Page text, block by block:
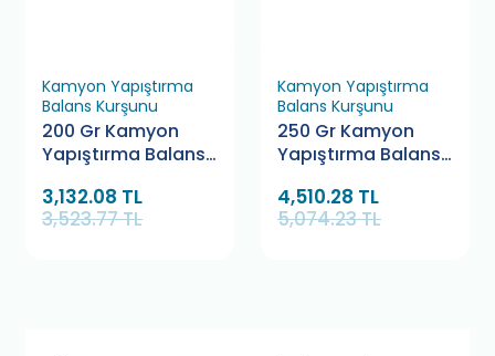
Kamyon Yapıştırma
Balans Kurşunu
200 Gr Kamyon
Yapıştırma Balans
(10 Adet)
3,132.08 TL
3,523.77 TL
Kamyon Yapıştırma
Balans Kurşunu
250 Gr Kamyon
Yapıştırma Balans
(10 Adet)
4,510.28 TL
5,074.23 TL